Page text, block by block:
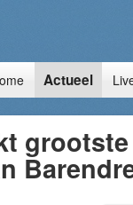
Actueel